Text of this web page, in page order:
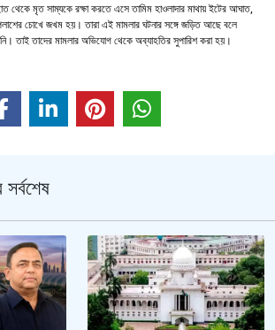
থেকে মৃত সাম্যকে রক্ষা করতে এসে তামিম হাওলাদার মাথায় ইটের আঘাত,
চোখে জখম হয়। তারা এই মামলার ঘটনার সঙ্গে জড়িত আছে বলে
তাই তাদের মামলার অভিযোগ থেকে অব্যাহতির সুপারিশ করা হয়।